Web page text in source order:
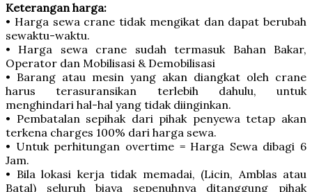
Keterangan harga:
• Harga sewa crane tidak mengikat dan dapat berubah
sewaktu-waktu.
• Harga sewa crane sudah termasuk Bahan Bakar,
Operator dan Mobilisasi & Demobilisasi
• Barang atau mesin yang akan diangkat oleh crane
harus terasuransikan terlebih dahulu, untuk
menghindari hal-hal yang tidak diinginkan.
• Pembatalan sepihak dari pihak penyewa tetap akan
terkena charges 100% dari harga sewa.
• Untuk perhitungan overtime = Harga Sewa dibagi 6
Jam.
• Bila lokasi kerja tidak memadai, (Licin, Amblas atau
Batal) seluruh biaya sepenuhnya ditanggung pihak